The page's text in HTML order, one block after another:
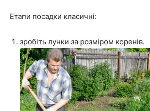
Етапи посадки класичні:
зробіть лунки за розміром коренів.